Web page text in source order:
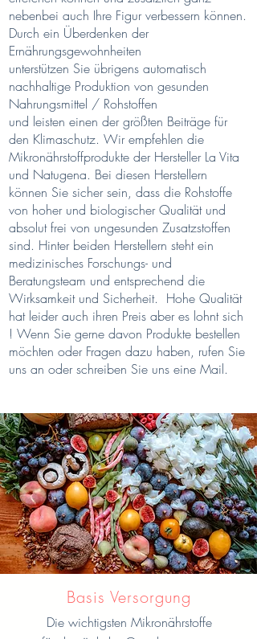
nebenbei auch Ihre Figur verbessern können.
Durch ein Überdenken der
Ernährungsgewohnheiten
unterstützen Sie übrigens automatisch
nachhaltige Produktion von gesunden
Nahrungsmittel / Rohstoffen
und leisten einen der größten Beiträge für
den Klimaschutz. Wir empfehlen die
Mikronährstoffprodukte der Hersteller La Vita
und Natugena. Bei diesen Herstellern
können Sie sicher sein, dass die Rohstoffe
von hoher und biologischer Qualität und
absolut frei von ungesunden Zusatzstoffen
sind. Hinter beiden Herstellern steht ein
medizinisches Forschungs- und
Beratungsteam und entsprechend die
Wirksamkeit und Sicherheit. Hohe Qualität
hat leider auch ihren Preis aber es lohnt sich
! Wenn Sie gerne davon Produkte bestellen
möchten oder Fragen dazu haben, rufen Sie
uns an oder schreiben Sie uns eine Mail.
Basis Versorgung
Die wichtigsten Mikronährstoffe